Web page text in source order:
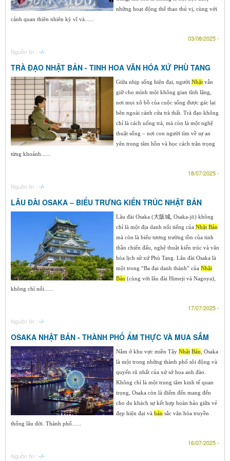
những hoạt động thể thao thú vị, cùng với
cảnh quan thiên nhiên kỳ vĩ và......
03/08/2025 -
Nguồn tin : -/-
TRÀ ĐẠO NHẬT BẢN - TINH HOA VĂN HÓA XỨ PHÙ TANG
Giữa nhịp sống hiện đại, người Nhật vẫn
giữ cho mình một không gian tĩnh lặng,
nơi mọi xô bồ của cuộc sống được gác lại
bên ngoài cánh cửa trà thất. Trà đạo không
chỉ là cách uống trà, mà còn là một nghệ
thuật sống – nơi con người tìm về sự an
yên trong tâm hồn và học cách trân trọng
từng khoảnh......
18/07/2025 -
Nguồn tin : -/-
LÂU ĐÀI OSAKA – BIỂU TRƯNG KIẾN TRÚC NHẬT BẢN
Lâu đài Osaka (大阪城, Osaka-jō) không
chỉ là một địa danh nổi tiếng của Nhật Bản
mà còn là biểu tượng trường tồn của tinh
thần chiến đấu, nghệ thuật kiến trúc và văn
hóa lịch sử xứ Phù Tang. Lâu đài Osaka là
một trong “Ba đại danh thành” của Nhật
Bản (cùng với lâu đài Himeji và Nagoya),
không chỉ nổi......
17/07/2025 -
Nguồn tin : -/-
OSAKA NHẬT BẢN - THÀNH PHỐ ẨM THỰC VÀ MUA SẮM
Nằm ở khu vực miền Tây Nhật Bản , Osaka
là một trong những thành phố sôi động và
quyến rũ nhất của xứ sở hoa anh đào.
Không chỉ là một trung tâm kinh tế quan
trọng, Osaka còn là điểm đến mang đến
cho du khách sự kết hợp hoàn hảo giữa vẻ
đẹp hiện đại và bản sắc văn hóa truyền
thống lâu đời. Thành phố......
16/07/2025 -
Nguồn tin : -/-